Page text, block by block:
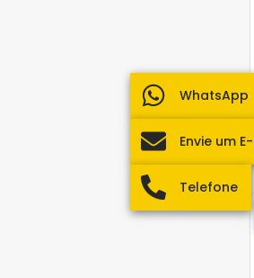
WhatsApp
Envie um
Telefone